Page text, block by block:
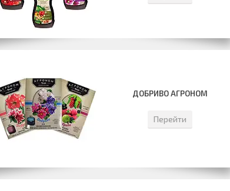
ДОБРИВО АГРОНОМ
Перейти